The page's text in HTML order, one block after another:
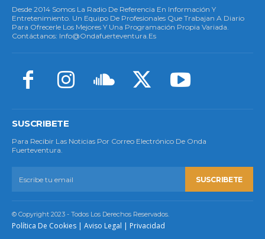
Desde 2014 Somos La Radio De Referencia En Información Y
Entretenimiento. Un Equipo De Profesionales Que Trabajan A Diario
Para Ofrecerle Los Mejores Y Una Programación Propia Variada.
Contáctanos: Info@ondafuerteventura.es
SUSCRIBETE
Para Recibir Las Noticias Por Correo Electrónico De Onda
Fuerteventura.
SUSCRIBETE
© Copyright 2023 - Todos Los Derechos Reservados.
Política De Cookies | Aviso Legal | Privacidad